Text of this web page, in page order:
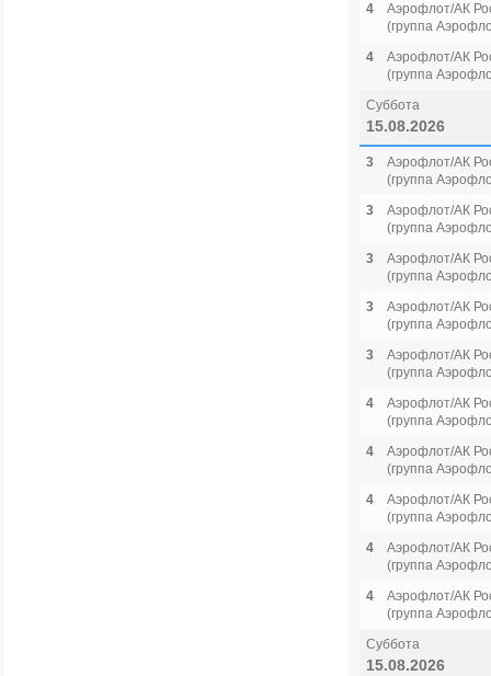
4
Аэрофлот/АК
(группа
4
Аэрофлот/АК
(группа
Суббота
15.08.2026
3
Аэрофлот/АК
(группа
3
Аэрофлот/АК
(группа
3
Аэрофлот/АК
(группа
3
Аэрофлот/АК
(группа
3
Аэрофлот/АК
(группа
4
Аэрофлот/АК
(группа
4
Аэрофлот/АК
(группа
4
Аэрофлот/АК
(группа
4
Аэрофлот/АК
(группа
4
Аэрофлот/АК
(группа
Суббота
15.08.2026